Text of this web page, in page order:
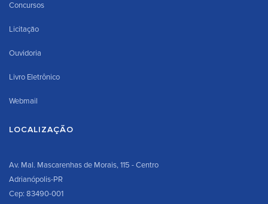
Concursos
Licitação
Ouvidoria
Livro Eletrônico
Webmail
LOCALIZAÇÃO
Av. Mal. Mascarenhas de Morais, 115 - Centro
Adrianópolis-PR
Cep: 83490-001